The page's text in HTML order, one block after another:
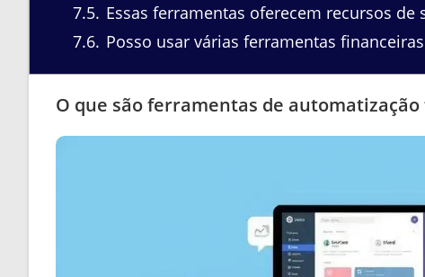
7.5 Essas ferramentas oferecem recursos
7.6 Posso usar várias ferramentas
O que são ferramentas de